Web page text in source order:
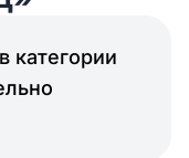
категории